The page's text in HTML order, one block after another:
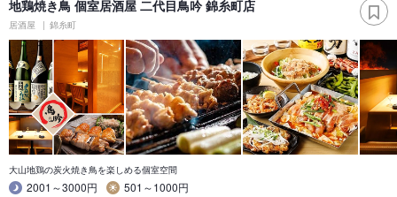
地鶏焼き鳥 個室居酒屋 二代目鳥吟 錦糸町店
居酒屋 錦糸町
大山地鶏の炭火焼き鳥を楽しめる個室空間
2001～3000円
501～1000円